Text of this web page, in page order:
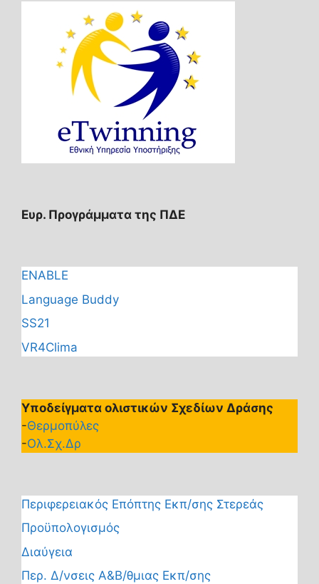
Ευρ. Προγράμματα της ΠΔΕ
ENABLE
Language Buddy
SS21
VR4Clima
Υποδείγματα ολιστικών Σχεδίων Δράσης
-Θερμοπύλες
-Ολ.Σχ.Δρ
Περιφερειακός Επόπτης Εκπ/σης Στερεάς
Προϋπολογισμός
Διαύγεια
Περ. Δ/νσεις Α&Β/θμιας Εκπ/σης